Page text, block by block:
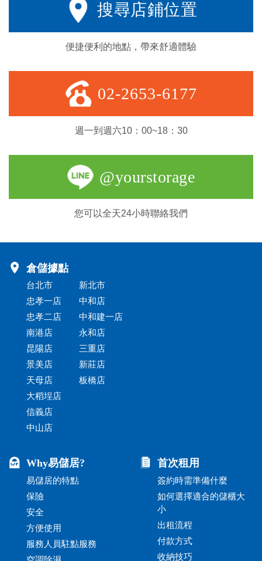
搜尋店鋪位置
便捷便利的地點，帶來舒適體驗
02-2653-6177
週一到週六10：00~18：30
@yourstorage
您可以全天24小時聯絡我們
倉儲據點
台北市
忠孝一店
忠孝二店
南港店
昆陽店
景美店
天母店
大稻埕店
信義店
中山店
新北市
中和店
中和建一店
永和店
三重店
新莊店
板橋店
Why易儲居?
易儲居的特點
保險
安全
方便使用
服務人員駐點服務
首次租用
簽約時需準備什麼
如何選擇適合的儲櫃大
小
出租流程
付款方式
收納技巧